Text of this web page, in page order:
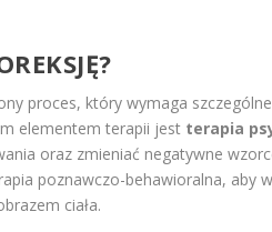
proces, który wymaga
elementem terapii jest terapia
oraz zmieniać negatywne
poznawczo-behawioralna, aby
ciała.